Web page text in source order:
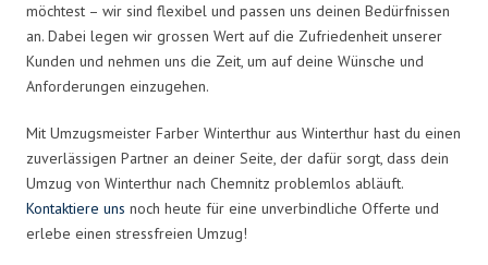
möchtest – wir sind flexibel und passen uns deinen Bedürfnissen
an. Dabei legen wir grossen Wert auf die Zufriedenheit unserer
Kunden und nehmen uns die Zeit, um auf deine Wünsche und
Anforderungen einzugehen.
Mit Umzugsmeister Farber Winterthur aus Winterthur hast du einen
zuverlässigen Partner an deiner Seite, der dafür sorgt, dass dein
Umzug von Winterthur nach Chemnitz problemlos abläuft.
Kontaktiere uns noch heute für eine unverbindliche Offerte und
erlebe einen stressfreien Umzug!